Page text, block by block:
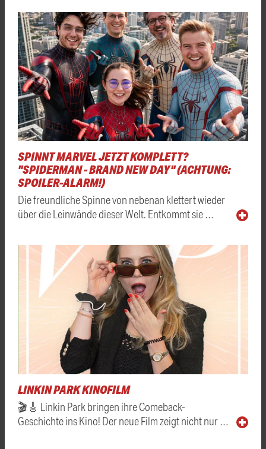
SPINNT MARVEL JETZT KOMPLETT?
"SPIDERMAN - BRAND NEW DAY" (ACHTUNG:
SPOILER-ALARM!)
Die freundliche Spinne von nebenan klettert wieder
über die Leinwände dieser Welt. Entkommt sie …
LINKIN PARK KINOFILM
🎬🎸 Linkin Park bringen ihre Comeback-
Geschichte ins Kino! Der neue Film zeigt nicht nur …